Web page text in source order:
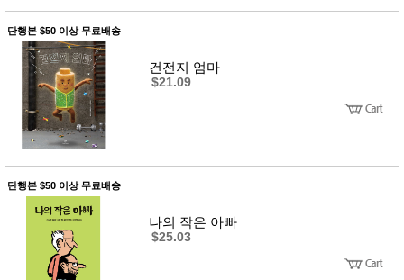
유
아
놀이방
매트
DVD
유아 보
드(칠
판)
조형물
DIY
유아 이
유식
아기띠/
외출용
품
건강/미
용/식기
성장발
달교육
단행본 $50 이상 무료배송
건전지 엄마
$21.09
단행본 $50 이상 무료배송
나의 작은 아빠
$25.03